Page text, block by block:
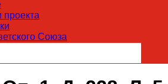
проекта
Союза